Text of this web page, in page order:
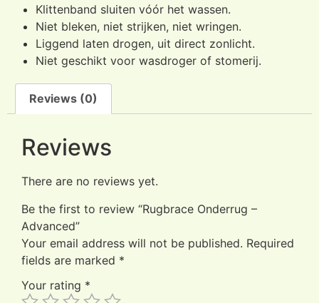
Klittenband sluiten vóór het wassen.
Niet bleken, niet strijken, niet wringen.
Liggend laten drogen, uit direct zonlicht.
Niet geschikt voor wasdroger of stomerij.
Reviews (0)
Reviews
There are no reviews yet.
Be the first to review “Rugbrace Onderrug –
Advanced”
Your email address will not be published. Required
fields are marked *
Your rating *